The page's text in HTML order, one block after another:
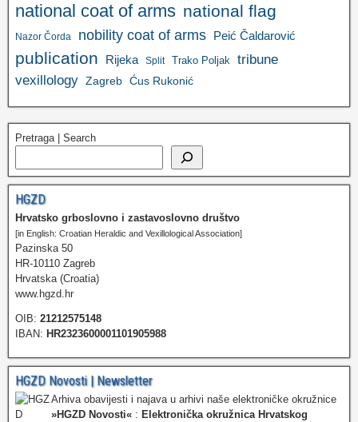
national coat of arms national flag
Nazor Čorda nobility coat of arms Peić Čaldarović
publication Rijeka Split Trako Poljak tribune
vexillology Zagreb Ćus Rukonić
Pretraga | Search
HGZD
Hrvatsko grboslovno i zastavoslovno društvo
[in English: Croatian Heraldic and Vexillological Association]
Pazinska 50
HR-10110 Zagreb
Hrvatska (Croatia)
www.hgzd.hr
OIB: 21212575148
IBAN: HR2323600001101905988
HGZD Novosti | Newsletter
Arhiva obavijesti i najava u arhivi naše elektroničke okružnice
»HGZD Novosti« : Elektronička okružnica Hrvatskog